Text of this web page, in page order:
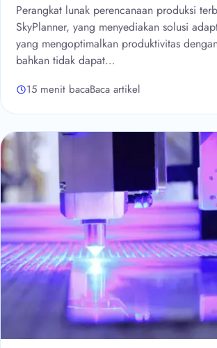
Perangkat lunak perencanaan produksi
SkyPlanner, yang menyediakan solusi
yang mengoptimalkan produktivitas
bahkan tidak dapat…
15 menit bacaBaca artikel